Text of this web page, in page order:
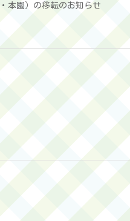
本園）の移転のお知らせ